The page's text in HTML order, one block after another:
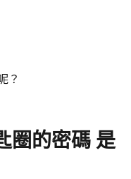
？
圈的密碼 是